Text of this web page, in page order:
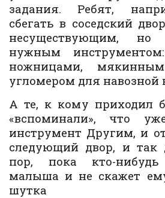
задания. Ребят,
сбегать в соседский
несуществующим,
нужным
ножницами,
угломером для навозной
А те, к кому приходил
«вспоминали», что
инструмент Другим, и
следующий двор, и так
пор, пока кто-
малыша и не скажет
шутка